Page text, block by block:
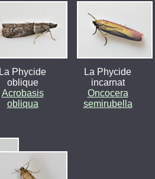
La Phycide
oblique
Acrobasis
obliqua
La Phycide
incarnat
Oncocera
semirubella